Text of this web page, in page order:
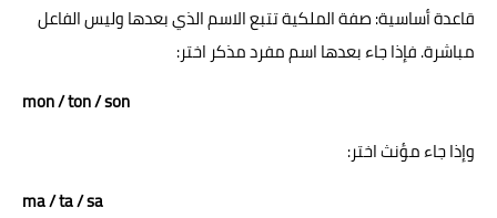
قاعدة أساسية: صفة الملكية تتبع الاسم الذي بعدها وليس الفاعل
مباشرة. فإذا جاء بعدها اسم مفرد مذكر اختر:
mon / ton / son
وإذا جاء مؤنث اختر:
ma / ta / sa